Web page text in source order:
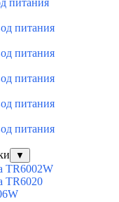
питания
питания
питания
питания
питания
питания
▼
TR6002W
TR6020